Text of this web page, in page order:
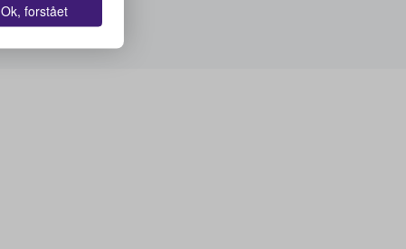
Ok, forstået